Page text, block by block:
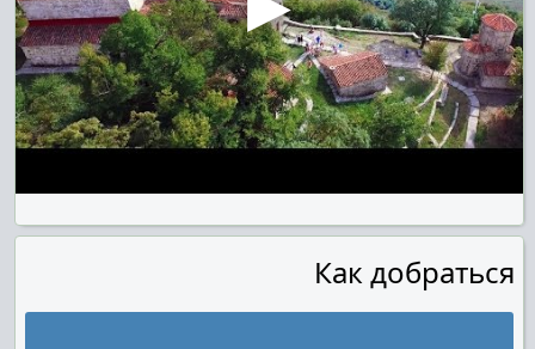
Как добраться